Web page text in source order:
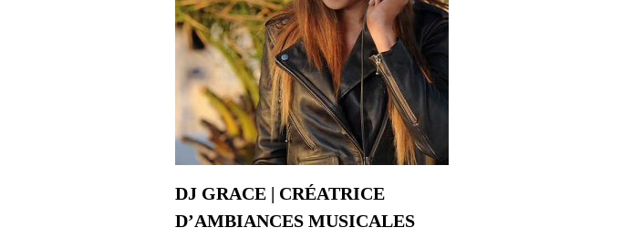
DJ GRACE | CRÉATRICE
D’AMBIANCES MUSICALES